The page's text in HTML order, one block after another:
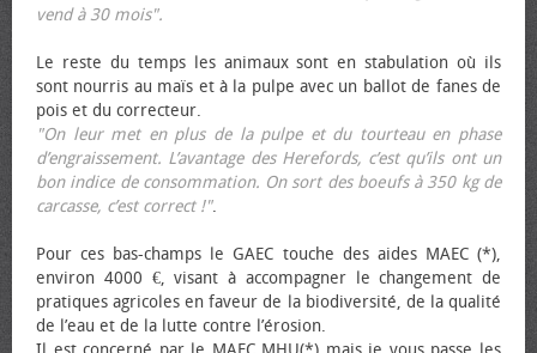
vend à 30 mois".
Le reste du temps les animaux sont en stabulation où ils
sont nourris au maïs et à la pulpe avec un ballot de fanes de
pois et du correcteur.
"On leur met en plus de la pulpe et du tourteau en phase
d’engraissement. L’avantage des Herefords, c’est qu’ils ont un
bon indice de consommation. On sort des bœufs à 350 kg de
carcasse, c’est correct !".
Pour ces bas-champs le GAEC touche des aides MAEC (*),
environ 4000 €, visant à accompagner le changement de
pratiques agricoles en faveur de la biodiversité, de la qualité
de l’eau et de la lutte contre l’érosion.